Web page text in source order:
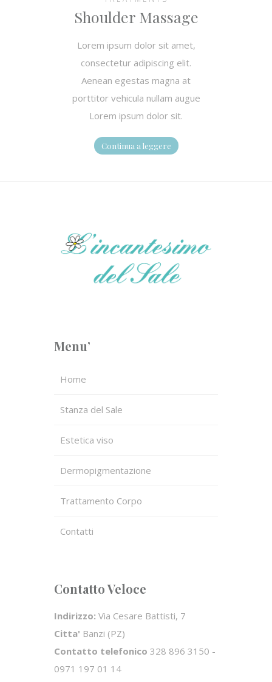
Shoulder Massage
Lorem ipsum dolor sit amet,
consectetur adipiscing elit.
Aenean egestas magna at
porttitor vehicula nullam augue
Lorem ipsum dolor sit.
Continua a leggere
Menu’
Home
Stanza del Sale
Estetica viso
Dermopigmentazione
Trattamento Corpo
Contatti
Contatto Veloce
Indirizzo: Via Cesare Battisti, 7
Citta' Banzi (PZ)
Contatto telefonico 328 896 3150 -
0971 197 01 14